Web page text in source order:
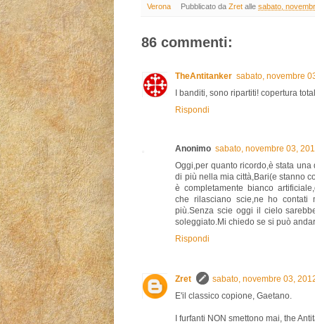
Verona
Pubblicato daZret allesabato,
86 commenti:
TheAntitanker sabato, novembre
I banditi, sono ripartiti! copertura
Rispondi
Anonimo sabato, novembre 03,
Oggi,per quanto ricordo,è stata
di più nella mia città,Bari(e stanno
è completamente bianco
che rilasciano scie,ne ho contati
più.Senza scie oggi il cielo
soleggiato.Mi chiedo se si può
Rispondi
Zret
sabato, novembre 03,
E'il classico copione, Gaetano.
I furfanti NON smettono mai, the